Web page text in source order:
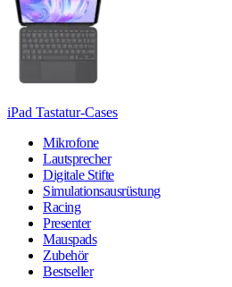
iPad Tastatur-Cases
Mikrofone
Lautsprecher
Digitale Stifte
Simulationsausrüstung
Racing
Presenter
Mauspads
Zubehör
Bestseller